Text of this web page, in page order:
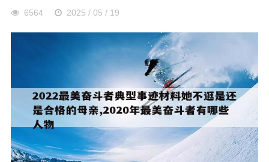
6564 2025 / 05 / 19